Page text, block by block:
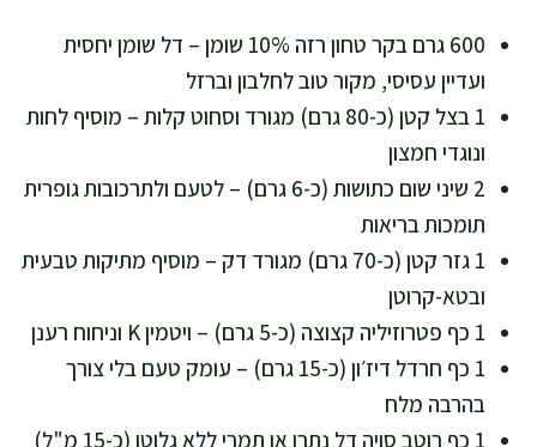
600 גרם בקר טחון רזה 10% שומן – דל שומן יחסית
ועדיין עסיסי, מקור טוב לחלבון וברזל
1 בצל קטן (כ-80 גרם) מגורד וסחוט קלות – מוסיף לחות
ונוגדי חמצון
2 שיני שום כתושות (כ-6 גרם) – לטעם ולתרכובות גופרית
תומכות בריאות
1 גזר קטן (כ-70 גרם) מגורד דק – מוסיף מתיקות טבעית
ובטא-קרוטן
1 כף פטרוזיליה קצוצה (כ-5 גרם) – ויטמין K וניחוח רענן
1 כף חרדל דיז׳ון (כ-15 גרם) – עומק טעם בלי צורך
בהרבה מלח
1 כף רוטב סויה דל נתרן או תמרי ללא גלוטן (כ-15 מ"ל)